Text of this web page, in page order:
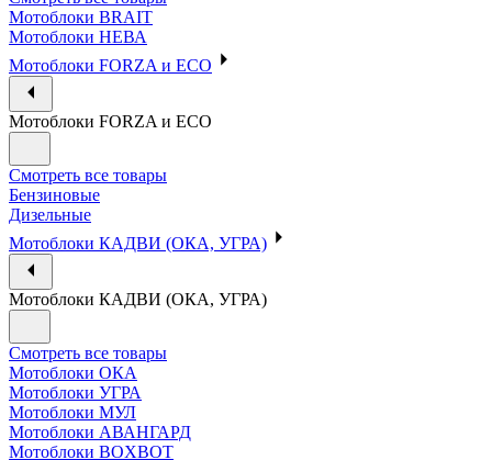
Мотоблоки BRAIT
Мотоблоки НЕВА
Мотоблоки FORZA и ECO
Мотоблоки FORZA и ECO
Смотреть все товары
Бензиновые
Дизельные
Мотоблоки КАДВИ (ОКА, УГРА)
Мотоблоки КАДВИ (ОКА, УГРА)
Смотреть все товары
Мотоблоки ОКА
Мотоблоки УГРА
Мотоблоки МУЛ
Мотоблоки АВАНГАРД
Мотоблоки BOXBOT